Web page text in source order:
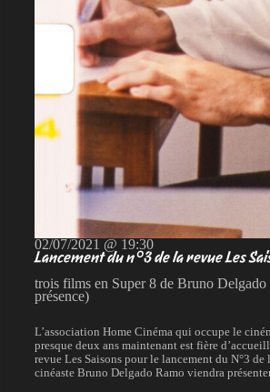
02/07/2021 @ 19:30
Lancement du n°3 de la revue Les
trois films en Super 8 de Bruno Delgado
présence)
L’association Home Cinéma qui occupe le
presque deux ans maintenant est fière
revue Les Saisons pour le lancement du N°3 de
cinéaste Bruno Delgado Ramo viendra présenter